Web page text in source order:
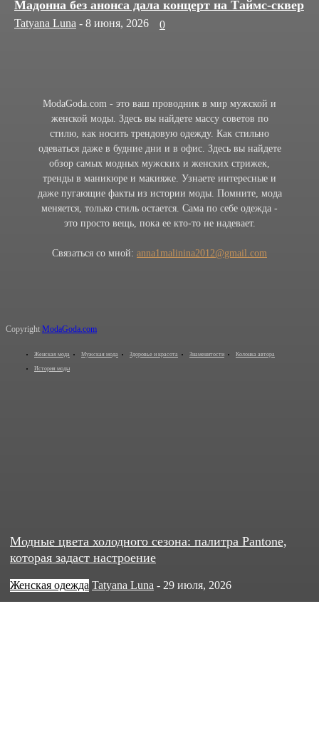
Модные цвета холодного сезона: палитра Pantone,
которая задаст настроение
Женская одежда Tatyana Luna - 29 июля, 2026
Мадонна без анонса дала концерт на Таймс-сквер
Tatyana Luna - 8 июня, 2026 0
ModaGoda.com - это ваш проводник в мир мужской и
женской моды. Здесь вы найдете массу советов по
стилю, как носить трендовую одежду. Как стильно
одеваться даже в будние дни и в офис. Здесь вы найдете
обзор самых модных мужских и женских стрижек,
тренды в маникюре и макияже. Узнаете интересные и
даже пугающие факты из истории моды. Помните, мода
меняется, только стиль остается. Сама по себе одежда -
это просто вещь, пока ее кто-то не надевает.
Связаться со мной: anna1malinina2012@gmail.com
Copyright ModaGoda.com
Женская мода Мужская мода Здоровье и красота Знаменитости Колонка автора
История моды